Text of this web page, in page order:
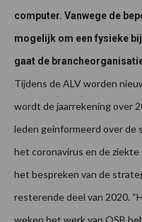
computer. Vanwege de
mogelijk om een fysieke
gaat de
Tijdens de ALV worden
wordt de jaarrekening over
leden geinformeerd over de
het coronavirus en de ziekte
het bespreken van de
resterende deel van 2020. “